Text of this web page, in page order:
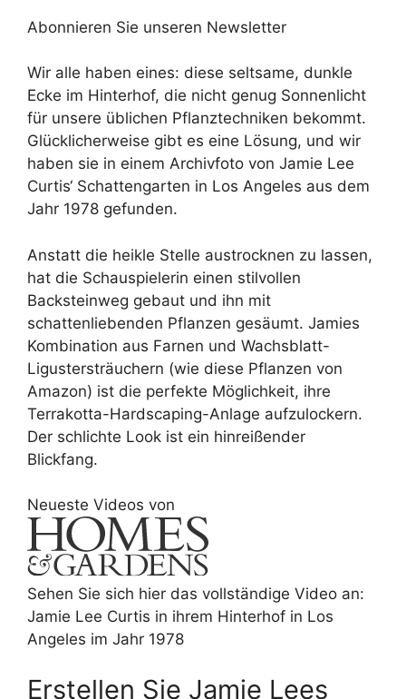
Abonnieren Sie unseren Newsletter
Wir alle haben eines: diese seltsame, dunkle
Ecke im Hinterhof, die nicht genug Sonnenlicht
für unsere üblichen Pflanztechniken bekommt.
Glücklicherweise gibt es eine Lösung, und wir
haben sie in einem Archivfoto von Jamie Lee
Curtis‘ Schattengarten in Los Angeles aus dem
Jahr 1978 gefunden.
Anstatt die heikle Stelle austrocknen zu lassen,
hat die Schauspielerin einen stilvollen
Backsteinweg gebaut und ihn mit
schattenliebenden Pflanzen gesäumt. Jamies
Kombination aus Farnen und Wachsblatt-
Ligustersträuchern (wie diese Pflanzen von
Amazon) ist die perfekte Möglichkeit, ihre
Terrakotta-Hardscaping-Anlage aufzulockern.
Der schlichte Look ist ein hinreißender
Blickfang.
Neueste Videos von
Sehen Sie sich hier das vollständige Video an:
Jamie Lee Curtis in ihrem Hinterhof in Los
Angeles im Jahr 1978
Erstellen Sie Jamie Lees